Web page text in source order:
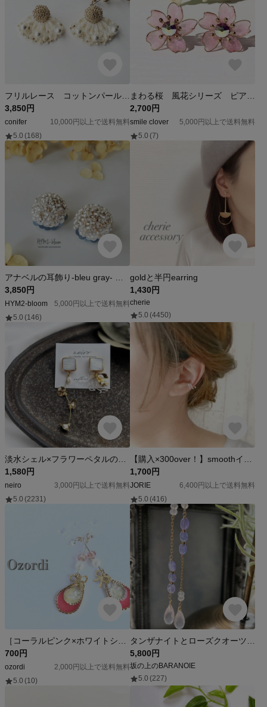
3,850円
conifer
10,000円以上で送料無料
5.0 (168)
2,700円
smile clover
5,000円以上で送料無料
5.0 (7)
3,850円
HYM2-bloom
5,000円以上で送料無料
5.0 (146)
goldと半円earring
1,430円
cherie
5.0 (4450)
1,580円
neiro
3,000円以上で送料無料
5.0 (2231)
1,700円
JORIE
6,400円以上で送料無料
5.0 (416)
700円
ozordi
2,000円以上で送料無料
5.0 (10)
5,800円
坂の上のBARANOIE
5.0 (227)